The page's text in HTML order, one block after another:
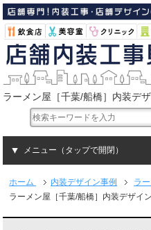
ラーメン屋［千葉/船橋］内装デ
メニュー（タップで開閉）
ホーム 内装デザイン事例
ラ
ラーメン屋［千葉/船橋］内装デザイ